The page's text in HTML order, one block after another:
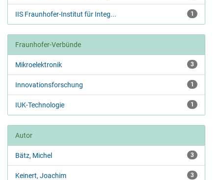
1
IIS Fraunhofer-Institut für Integ...
Fraunhofer-Verbünde
3
Mikroelektronik
1
Innovationsforschung
1
IUK-Technologie
Autor
3
Bätz, Michel
3
Keinert, Joachim